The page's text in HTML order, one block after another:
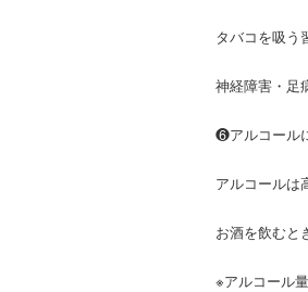
タバコを吸う
神経障害・足
❻アルコール
アルコールは
お酒を飲むと
※アルコール